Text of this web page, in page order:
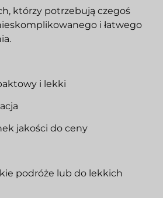
którzy potrzebują czegoś
i łatwego
i lekki
jakości do ceny
podróże lub do lekkich